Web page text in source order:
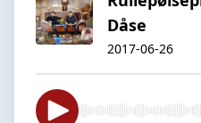
Dåse
2017-06-26